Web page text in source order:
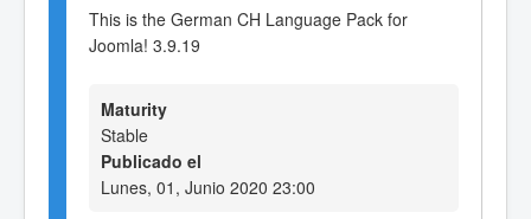
This is the German CH Language Pack for
Joomla! 3.9.19
Maturity
Stable
Publicado el
Lunes, 01, Junio 2020 23:00